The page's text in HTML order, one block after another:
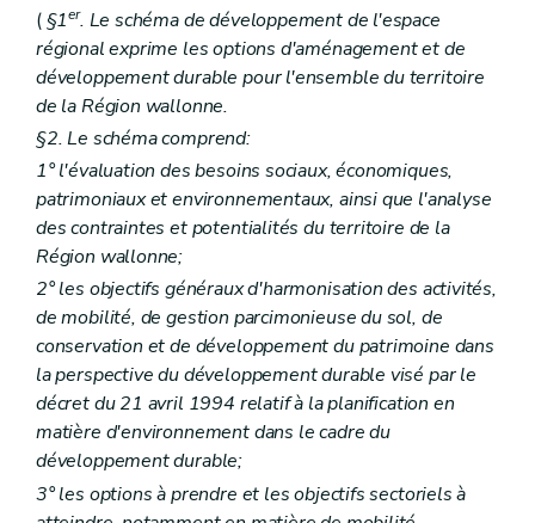
Art. 290
Section 4
Des dossiers de demandes relatives aux travaux et actes visés par l'article 41, §1
Art. 291
Art. 292
Art. 293
Art. 295
Art. 296
Art. 297
Art. 298
Art. 299
Art. 300
Art. 301
Section 5
Des dossiers de demandes relatives aux travaux et actes de minime importance
Art. 302
Art. 303
Section 6 Du dossier de demandes de permis de bâtir concernant les serres érigées à des fins commerciales et professionnelles
Art. 304
Art. 305
Section 7 Dispositions finales
Art. 306
Chapitre VIII De la composition du dossier de demande de permis d'exécution de travaux techniques
Art. 307
( §1er. Le schéma de développement de l'espace
régional exprime les options d'aménagement et de
développement durable pour l'ensemble du territoire
de la Région wallonne.
§2. Le schéma comprend:
1° l'évaluation des besoins sociaux, économiques,
patrimoniaux et environnementaux, ainsi que l'analyse
des contraintes et potentialités du territoire de la
Région wallonne;
2° les objectifs généraux d'harmonisation des activités,
de mobilité, de gestion parcimonieuse du sol, de
conservation et de développement du patrimoine dans
la perspective du développement durable visé par le
décret du 21 avril 1994 relatif à la planification en
matière d'environnement dans le cadre du
développement durable;
3° les options à prendre et les objectifs sectoriels à